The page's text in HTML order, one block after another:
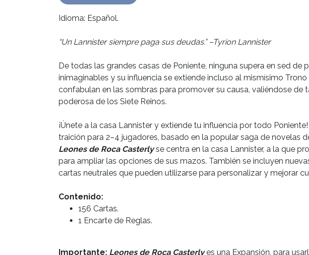
Idioma: Español.
“Un Lannister siempre paga sus deudas.” –Tyrion Lannister
De todas las grandes casas de Poniente, ninguna supera en sed
inimaginables y su influencia se extiende incluso al mismísimo
confabulan en las sombras para promover su causa, valiéndose
poderosa de los Siete Reinos.
¡Únete a la casa Lannister y extiende tu influencia por todo Poniente!
traición para 2–4 jugadores, basado en la popular saga de novelas
Leones de Roca Casterlyse centra en la casa Lannister, a la que
para ampliar las opciones de sus mazos. También se incluyen
cartas neutrales que pueden utilizarse para personalizar y mejorar
Contenido:
156 Cartas.
1 Encarte de Reglas.
Importante: Leones de Roca Casterlyes una Expansión, para